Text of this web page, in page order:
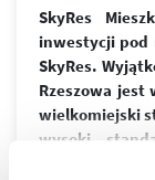
SkyRes
inwestycji pod
SkyRes.
Rzeszowa jest
wielkomiejski
wysoki
spełnią